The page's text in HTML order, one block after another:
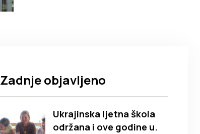
Zadnje objavljeno
Ukrajinska ljetna škola
održana i ove godine u.